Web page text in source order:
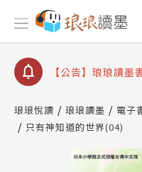
【公告】因
停部分閱讀服務
【公告】琅琅讀墨
【公告】琅琅讀墨
請圖文教學
【公告】琅琅書店
查詢
【公告】因
停部分閱讀服務
琅琅悅讀 琅琅讀墨 電子
只有神知道的世界(04)